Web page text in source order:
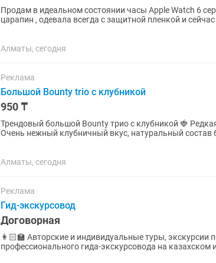
Продам в идеальном состоянии часы Apple Watch 6
царапин , одевала всегда с защитной пленкой и
Алматы, сегодня
Реклама
Большой Bounty trio с клубникой
950 ₸
Трендовый большой Bounty трио с клубникой 🍓 Редкая новинка, почти нигде нет в Казахстане.
Очень нежный клубничный вкус, натуральный состав
Алматы, сегодня
Реклама
Гид-экскурсовод
Договорная
👩🏻🏫 Авторские и индивидуальные туры, экскурсии
профессионального гида-экскурсовода на